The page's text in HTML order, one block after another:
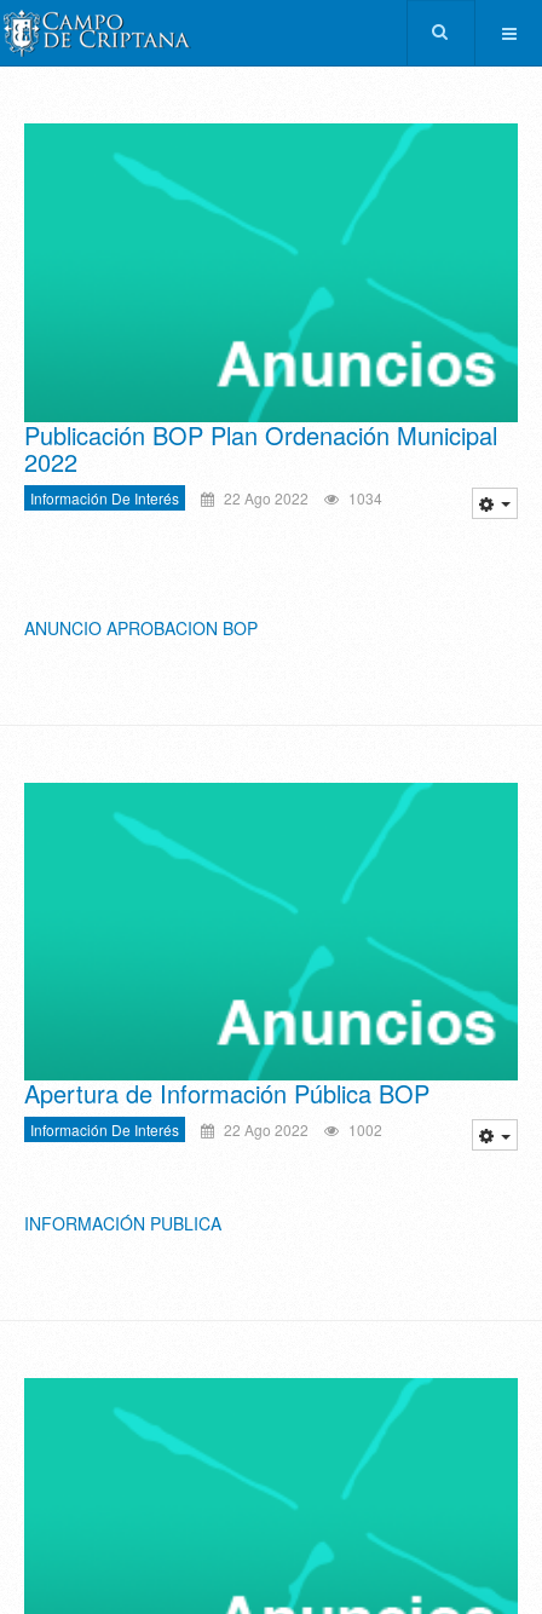
Publicación BOP Plan Ordenación Municipal
2022
Información De Interés 22 Ago 2022 1034
ANUNCIO APROBACION BOP
Apertura de Información Pública BOP
Información De Interés 22 Ago 2022 1002
INFORMACIÓN PUBLICA